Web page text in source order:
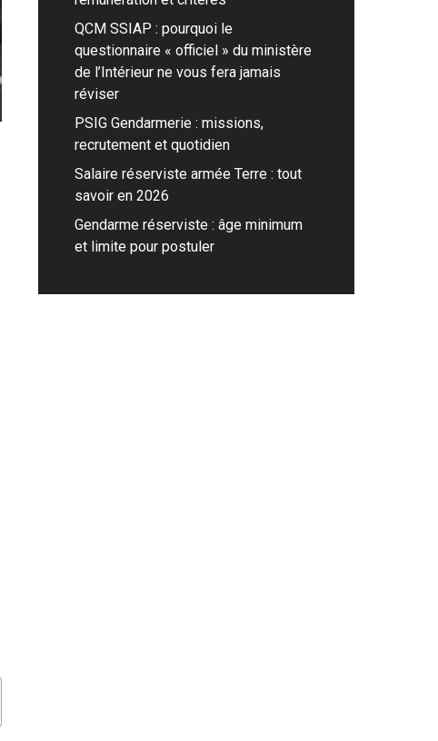
QCM SSIAP : pourquoi le
questionnaire « officiel » du ministère
de l’Intérieur ne vous fera jamais
réviser
PSIG Gendarmerie : missions,
recrutement et quotidien
Salaire réserviste armée Terre : tout
savoir en 2026
Gendarme réserviste : âge minimum
et limite pour postuler